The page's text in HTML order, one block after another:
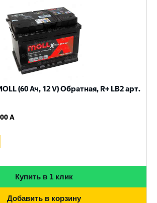
(60 Ач, 12 V) Обратная, R+ LB2 арт.
A
Купить в 1 клик
Добавить в корзину